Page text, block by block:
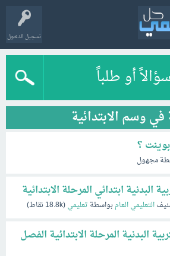
تسجيل الدخول
أو طلباً
في وسم الابتدائية
؟
مجهول
البدنية ابتدائي المرحلة الابتدائية
التعليمي العامبواسطة تعليمي(
18.8kنقاط)
البدنية المرحلة الابتدائية الفصل